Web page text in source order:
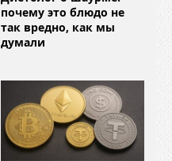
почему это блюдо не
так вредно, как мы
думали